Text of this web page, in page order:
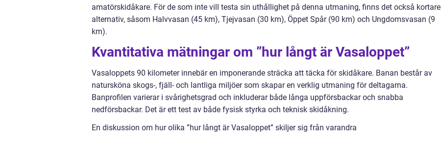
amatörskidåkare. För de som inte vill testa sin uthållighet på denna utmaning, finns det också kortare
alternativ, såsom Halvvasan (45 km), Tjejvasan (30 km), Öppet Spår (90 km) och Ungdomsvasan (9
km).
Kvantitativa mätningar om ”hur långt är Vasaloppet”
Vasaloppets 90 kilometer innebär en imponerande sträcka att täcka för skidåkare. Banan består av
natursköna skogs-, fjäll- och lantliga miljöer som skapar en verklig utmaning för deltagarna.
Banprofilen varierar i svårighetsgrad och inkluderar både långa uppförsbackar och snabba
nedförsbackar. Det är ett test av både fysisk styrka och teknisk skidåkning.
En diskussion om hur olika ”hur långt är Vasaloppet” skiljer sig från varandra